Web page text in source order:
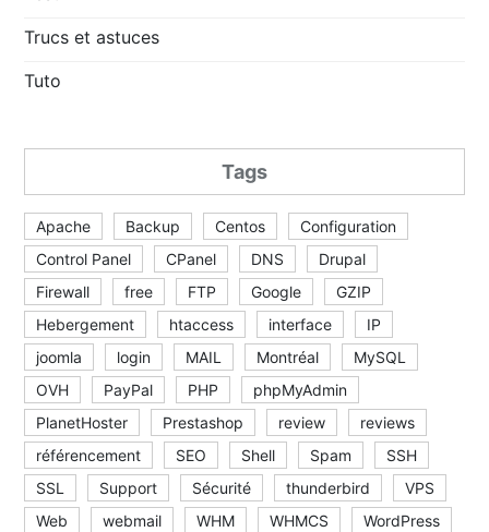
Trucs et astuces
Tuto
Tags
Apache Backup Centos
Configuration
Control Panel
CPanel DNS
Drupal
Firewall
free FTP Google
GZIP
Hebergement
htaccess interface
IP
joomla
login MAIL Montréal
MySQL
OVH
PayPal PHP
phpMyAdmin
PlanetHoster
Prestashop review
reviews
référencement
SEO Shell Spam
SSH
SSL
Support Sécurité thunderbird
VPS
Web
webmail WHM WHMCS WordPress